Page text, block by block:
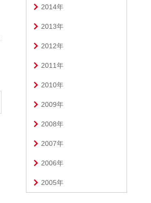
2014年
2013年
2012年
2011年
2010年
2009年
2008年
2007年
2006年
2005年